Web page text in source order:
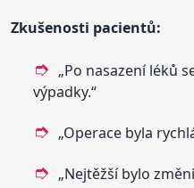
Zkušenosti pacientů:
„Po nasazení léků
výpadky.“
„Operace byla
„Nejtěžší bylo